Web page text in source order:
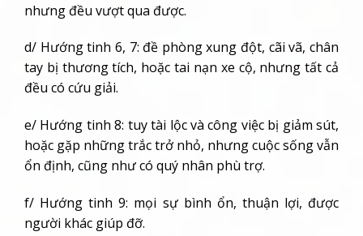
nhưng đều vượt qua được.
d/ Hướng tinh 6, 7: đề phòng xung đột, cãi vã, chân
tay bị thương tích, hoặc tai nạn xe cộ, nhưng tất cả
đều có cứu giải.
e/ Hướng tinh 8: tuy tài lộc và công việc bị giảm sút,
hoặc gặp những trắc trở nhỏ, nhưng cuộc sống vẫn
ổn định, cũng như có quý nhân phù trợ.
f/ Hướng tinh 9: mọi sự bình ổn, thuận lợi, được
người khác giúp đỡ.